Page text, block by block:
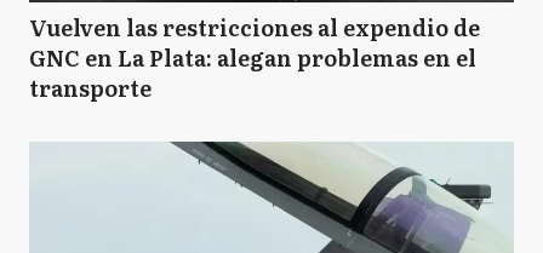
Vuelven las restricciones al expendio de
GNC en La Plata: alegan problemas en el
transporte